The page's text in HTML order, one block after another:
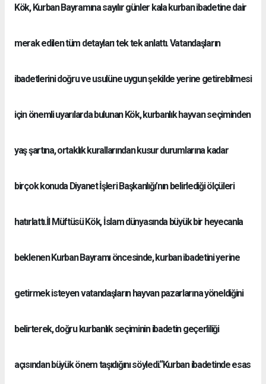
Kök, Kurban Bayramına sayılır günler kala kurban ibadetine dair
merak edilen tüm detayları tek tek anlattı. Vatandaşların
ibadetlerini doğru ve usulüne uygun şekilde yerine getirebilmesi
için önemli uyarılarda bulunan Kök, kurbanlık hayvan seçiminden
yaş şartına, ortaklık kurallarından kusur durumlarına kadar
birçok konuda Diyanet İşleri Başkanlığı’nın belirlediği ölçüleri
hatırlattı.İl Müftüsü Kök, İslam dünyasında büyük bir heyecanla
beklenen Kurban Bayramı öncesinde, kurban ibadetini yerine
getirmek isteyen vatandaşların hayvan pazarlarına yöneldiğini
belirterek, doğru kurbanlık seçiminin ibadetin geçerliliği
açısından büyük önem taşıdığını söyledi.“Kurban ibadetinde esas